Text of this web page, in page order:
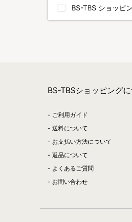
BS-TBS ショッピ
BS-TBSショッピング
ご利用ガイド
送料について
お支払い方法について
返品について
よくあるご質問
お問い合わせ